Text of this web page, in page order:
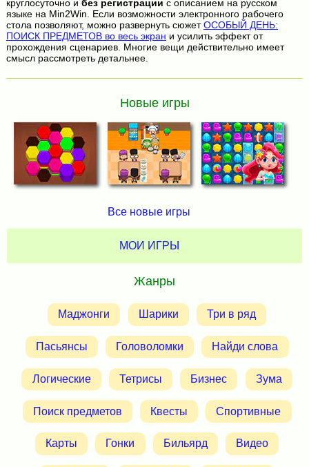
круглосуточно и без регистрации с описанием на русском
языке на Min2Win. Если возможности электронного рабочего
стола позволяют, можно развернуть сюжетОСОБЫЙ ДЕНЬ:
ПОИСК ПРЕДМЕТОВ во весь экран и усилить эффект от
прохождения сценариев. Многие вещи действительно имеет
смысл рассмотреть детальнее.
Новые игры
Все новые игры
МОИ ИГРЫ
Жанры
Маджонги Шарики Три в ряд
Пасьянсы Головоломки Найди слова
Логические Тетрисы Бизнес Зума
Поиск предметов Квесты Спортивные
Карты Гонки Бильярд Видео